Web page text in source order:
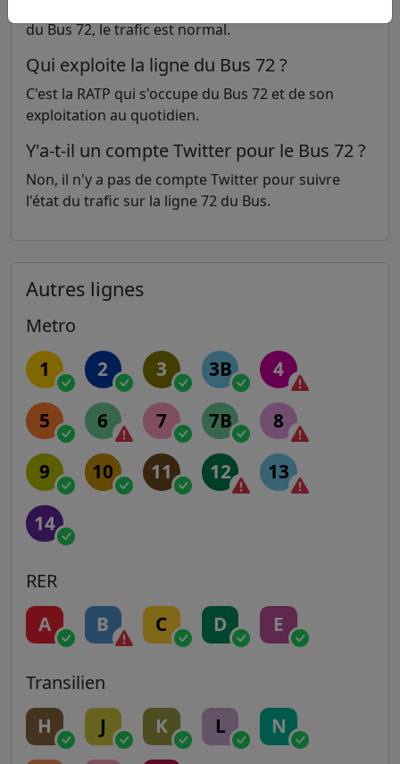
du Bus 72, le trafic est normal.
Qui exploite la ligne du Bus 72 ?
C'est la RATP qui s'occupe du Bus 72 et de son
exploitation au quotidien.
Y'a-t-il un compte Twitter pour le Bus 72 ?
Non, il n'y a pas de compte Twitter pour suivre
l'état du trafic sur la ligne 72 du Bus.
Autres lignes
Metro
1 2 3 3B 4
5 6 7 7B 8
9 10 11 12 13
14
RER
A B C D E
Transilien
H J K L N